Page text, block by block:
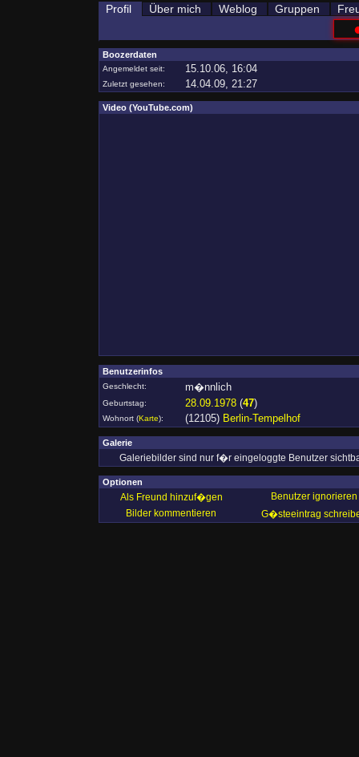
Profil Über mich Weblog Gruppen
Boozerdaten
Angemeldet seit: 15.10.06, 16:04
Zuletzt gesehen: 14.04.09, 21:27
Video (YouTube.com)
Benutzerinfos
Geschlecht: m�nnlich
Geburtstag: 28.09.1978 (47)
Wohnort (Karte): (12105) Berlin-Tempelhof
Galerie
Galeriebilder sind nur f�r eingeloggte Benutzer
Optionen
Als Freund hinzuf�gen
Benutzer ignorieren
Bilder kommentieren
G�steeintrag